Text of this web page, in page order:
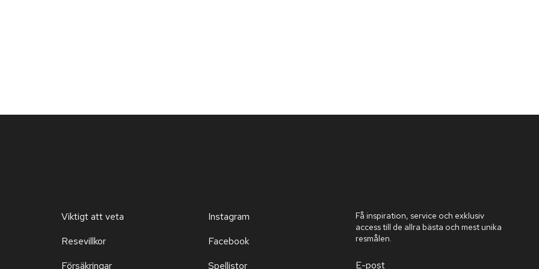
Viktigt att veta
Resevillkor
Försäkringar
Instagram
Facebook
Spellistor
Få inspiration, service och exklusiv
access till de allra bästa och mest unika
resmålen.
E-post